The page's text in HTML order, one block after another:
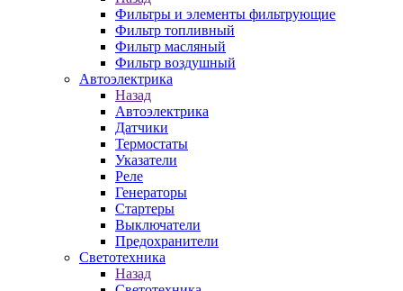
Фильтры и элементы фильтрующие
Фильтр топливный
Фильтр масляный
Фильтр воздушный
Автоэлектрика
Назад
Автоэлектрика
Датчики
Термостаты
Указатели
Реле
Генераторы
Стартеры
Выключатели
Предохранители
Светотехника
Назад